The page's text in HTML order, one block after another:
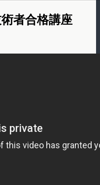
術者合格講座